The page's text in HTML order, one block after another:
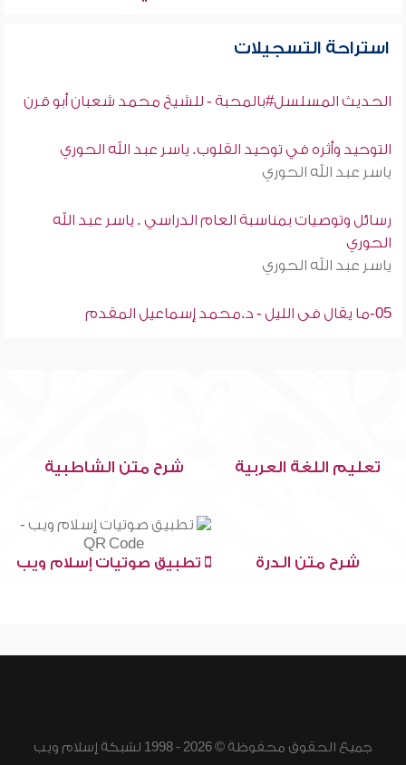
استراحة التسجيلات
الحديث المسلسل#بالمحبة - للشيخ محمد شعبان أبو قرن
التوحيد وأثره في توحيد القلوب. ياسر عبد الله الحوري
ياسر عبد الله الحوري
رسائل وتوصيات بمناسبة العام الدراسي . ياسر عبد الله
الحوري
ياسر عبد الله الحوري
05-ما يقال فى الليل - د.محمد إسماعيل المقدم
تعليم اللغة العربية شرح متن الشاطبية
شرح متن الدرة تطبيق صوتيات إسلام ويب
جميع الحقوق محفوظة © 2026 - 1998 لشبكة إسلام ويب